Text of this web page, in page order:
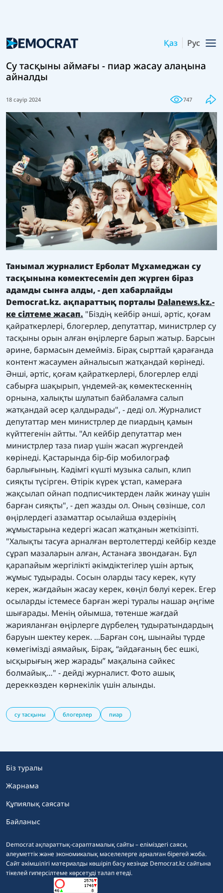
Қаз Рус
Су тасқыны аймағы - пиар жасау алаңына
айналды
18 сәуір 2024 747
Танымал журналист Ерболат Мұхамеджан су
тасқынына көмектесемін деп жүрген біраз
адамды сынға алды, - деп хабарлайды
Democrat.kz. ақпараттық порталы Dalanews.kz.-
ке сілтеме жасап. "Біздің кейбір әнші, әртіс, қоғам
қайраткерлері, блогерлер, депутаттар, министрлер су
тасқыны орын алған өңірлерге барып жатыр. Барсын
әрине, бармасын демейміз. Бірақ сырттай қарағанда
контент жасаумен айналысып жатқандай көрінеді.
Әнші, әртіс, қоғам қайраткерлері, блогерлер елді
сабырға шақырып, үндемей-ақ көмектескеннің
орнына, халықты шулатып байбаламға салып
жатқандай әсер қалдырады", - деді ол. Журналист
депутаттар мен министрлер де пиардың қамын
күйттегенін айтты. "Ал кейбір депутаттар мен
министрлер таза пиар үшін жасап жүргендей
көрінеді. Қастарында бір-бір мобилограф
барлығының. Кәдімгі күшті музыка салып, клип
сияқты түсірген. Өтірік күрек ұстап, камераға
жақсылап ойнап подписчиктерден лайк жинау үшін
барған сияқты", - деп жазды ол. Оның сөзінше, сол
өңірлердегі азаматтар осылайша өздерінің
жұмыстарына кедергі жасап жатқанын жеткізіпті.
"Халықты тасуға арналған вертолеттерді кейбір кезде
сұрап мазаларын алған, Астанаға звондаған. Бұл
қарапайым жергілікті әкімдіктегілер үшін артық
жұмыс тудырады. Сосын оларды тасу керек, күту
керек, жағдайын жасау керек, көңіл бөлуі керек. Егер
осыларды істемесе барған жері туралы нашар әңгіме
шығарады. Менің ойымша, төтенше жағдай
жарияланған өңірлерге дүрбелең тудыратындардың
баруын шектеу керек. ...Барған соң, шынайы түрде
көмегімізді аямайық. Бірақ, “айдағаның бес ешкі,
ысқырығың жер жарады” мақалына сәйкес
болмайық…" - дейді журналист. Фото ашық
дереккөзден көрнекілік үшін алынды.
су тасқыны блогерлер пиар
Democrat ақпараттық-сараптамалық сайты – еліміздегі саяси,
әлеуметтік және экономикалық мәселелерге арналған бірегей жоба.
Сайт әкімшілігі материалды көшіріп басу кезінде Democrat.kz сайтына
тікелей гиперсілтеме көрсетуді талап етеді.
Біз туралы
Жарнама
Құпиялық саясаты
Байланыс